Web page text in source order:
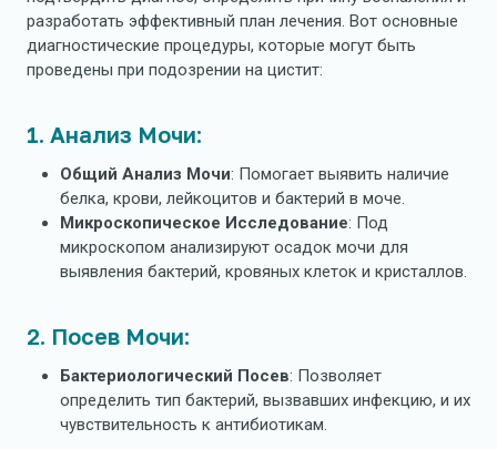
разработать эффективный план лечения. Вот основные
диагностические процедуры, которые могут быть
проведены при подозрении на цистит:
1. Анализ Мочи:
Общий Анализ Мочи: Помогает выявить наличие
белка, крови, лейкоцитов и бактерий в моче.
Микроскопическое Исследование: Под
микроскопом анализируют осадок мочи для
выявления бактерий, кровяных клеток и кристаллов.
2. Посев Мочи:
Бактериологический Посев: Позволяет
определить тип бактерий, вызвавших инфекцию, и их
чувствительность к антибиотикам.